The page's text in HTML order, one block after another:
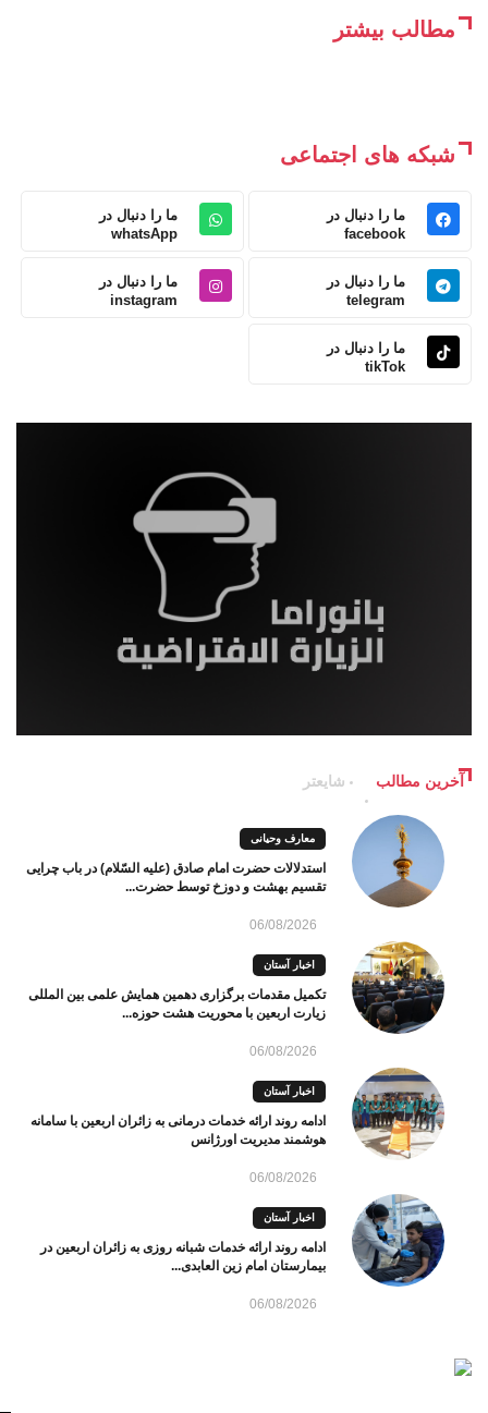
مطالب بیشتر
شبکه های اجتماعی
ما را دنبال در
facebook
ما را دنبال در
whatsApp
ما را دنبال در
telegram
ما را دنبال در
instagram
ما را دنبال در
tikTok
آخرین مطالب شایعتر
معارف وحیانی
استدلالات حضرت امام صادق (علیه السّلام) در باب چرایی
تقسیم بهشت و دوزخ توسط حضرت...
06/08/2026
اخبار آستان
تکمیل مقدمات برگزاری دهمین همایش علمی بین المللی
زیارت اربعین با محوریت هشت حوزه...
06/08/2026
اخبار آستان
ادامه روند ارائه خدمات درمانی به زائران اربعین با سامانه
هوشمند مدیریت اورژانس
06/08/2026
اخبار آستان
ادامه روند ارائه خدمات شبانه روزی به زائران اربعین در
بیمارستان امام زین العابدی...
06/08/2026